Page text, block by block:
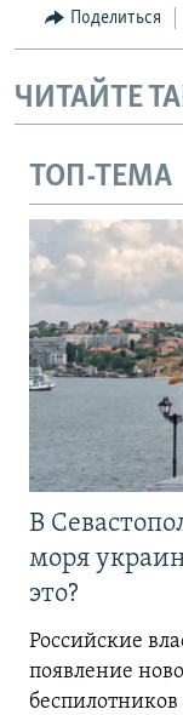
Поделиться
ЧИТАЙТЕ
ТОП-ТЕМА
В
моря
это?
Российские
появление
беспилотников